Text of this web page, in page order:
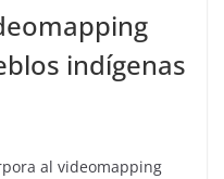
indígenas
al videomapping